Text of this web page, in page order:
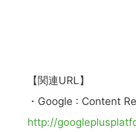
【関連URL】
・Google : Content
http://